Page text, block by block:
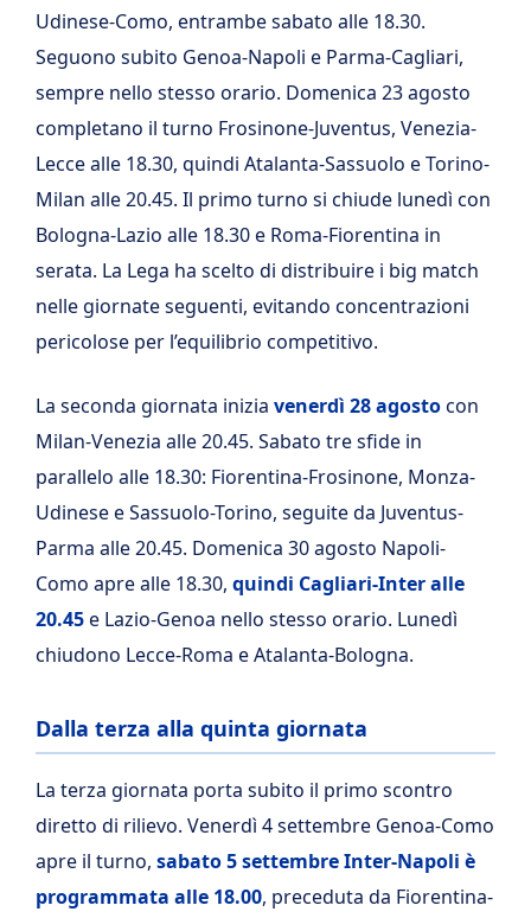
Udinese-Como, entrambe sabato alle 18.30.
Seguono subito Genoa-Napoli e Parma-Cagliari,
sempre nello stesso orario. Domenica 23 agosto
completano il turno Frosinone-Juventus, Venezia-
Lecce alle 18.30, quindi Atalanta-Sassuolo e Torino-
Milan alle 20.45. Il primo turno si chiude lunedì con
Bologna-Lazio alle 18.30 e Roma-Fiorentina in
serata. La Lega ha scelto di distribuire i big match
nelle giornate seguenti, evitando concentrazioni
pericolose per l’equilibrio competitivo.
La seconda giornata inizia venerdì 28 agostocon
Milan-Venezia alle 20.45. Sabato tre sfide in
parallelo alle 18.30: Fiorentina-Frosinone, Monza-
Udinese e Sassuolo-Torino, seguite da Juventus-
Parma alle 20.45. Domenica 30 agosto Napoli-
Como apre alle 18.30, quindi Cagliari-Inter alle
20.45e Lazio-Genoa nello stesso orario. Lunedì
chiudono Lecce-Roma e Atalanta-Bologna.
Dalla terza alla quinta giornata
La terza giornata porta subito il primo scontro
diretto di rilievo. Venerdì 4 settembre Genoa-Como
apre il turno, sabato 5 settembreInter-Napoli è
programmata alle 18.00, preceduta da Fiorentina-